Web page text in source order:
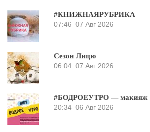
#КНИЖНАЯРУБРИКА
07:46 07 Авг 2026
Сезон Лицю
06:04 07 Авг 2026
#БОДРОЕУТРО — макияж
20:34 06 Авг 2026